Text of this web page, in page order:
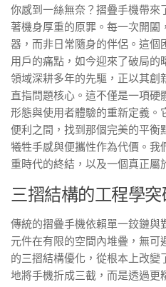
你感到一絲無奈？摺疊手機帶來
著機身厚重的原罪。每一次開闔
器，而非日常隨身的伴侶。這個
用戶的痛點，如今迎來了破局的
領域深耕多年的先驅，正以其創
直指問題核心。這不僅是一項硬
形態與使用者體驗的重新定義。
便利之間，找到那個完美的平衡
犧牲手感與便攜性作為代價。我
重時代的終結，以及一個真正屬
三摺結構的工程學突
傳統的摺疊手機依賴單一鉸鏈與
元件在有限的空間內堆疊，無可
的三摺結構優化，從根本上改變
地將手機折成三截，而是透過更